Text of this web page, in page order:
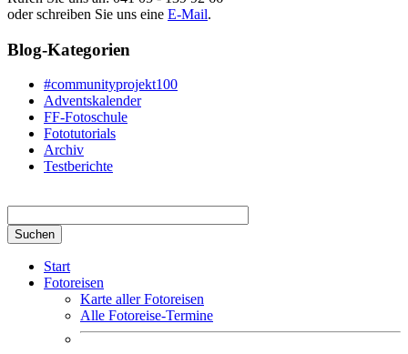
oder schreiben Sie uns eine E-Mail.
Blog-Kategorien
#communityprojekt100
Adventskalender
FF-Fotoschule
Fototutorials
Archiv
Testberichte
Start
Fotoreisen
Karte aller Fotoreisen
Alle Fotoreise-Termine